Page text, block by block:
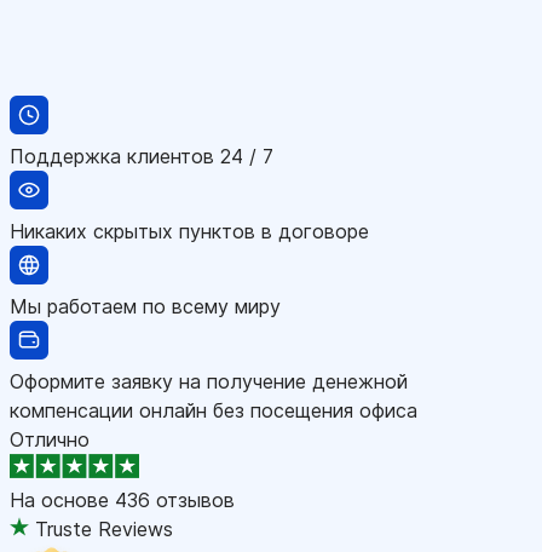
Поддержка клиентов 24 / 7
Никаких скрытых пунктов в договоре
Мы работаем по всему миру
Оформите заявку на получение денежной
компенсации онлайн без посещения офиса
Отлично
На основе 436 отзывов
Truste Reviews